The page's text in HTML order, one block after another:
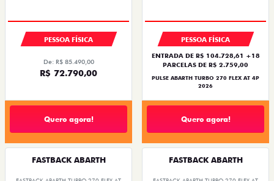
PESSOA FÍSICA
De: R$ 85.490,00
R$ 72.790,00
Quero agora!
PESSOA FÍSICA
ENTRADA DE R$ 104.728,61 +18
PARCELAS DE R$ 2.759,00
PULSE ABARTH TURBO 270 FLEX AT 4P
2026
Quero agora!
FASTBACK ABARTH FASTBACK ABARTH